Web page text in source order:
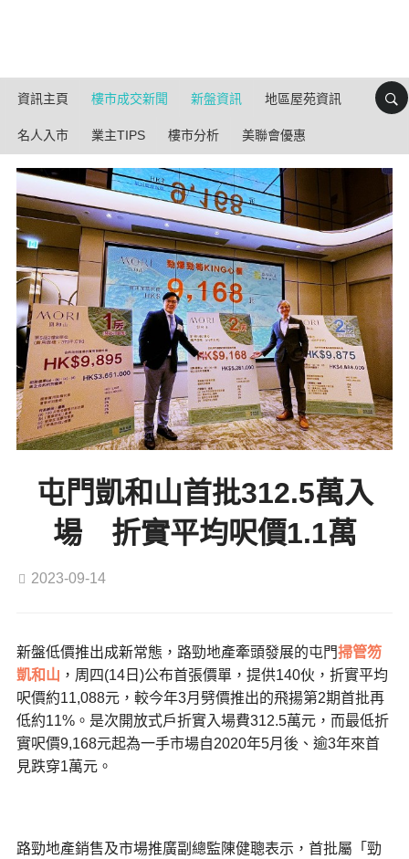
資訊主頁 樓市成交新聞 新盤資訊 地區屋苑資訊
名人入市 業主TIPS 樓市分析 美聯會優惠
屯門凱和山首批312.5萬入
場 折實平均呎價1.1萬
2023-09-14
新盤低價推出成新常態，路勁地產牽頭發展的屯門掃管笏
凱和山 ，周四(14日)公布首張價單，提供140伙，折實平均
呎價約11,088元，較今年3月劈價推出的飛揚第2期首批再
低約11%。是次開放式戶折實入場費312.5萬元，而最低折
實呎價9,168元起為一手市場自2020年5月後、逾3年來首
見跌穿1萬元。
路勁地產銷售及市場推廣副總監陳健聰表示，首批屬「勁